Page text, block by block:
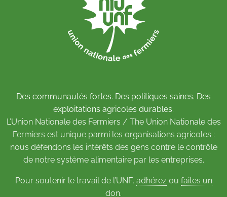
Des communautés fortes. Des politiques saines. Des
exploitations agricoles durables.
L’Union Nationale des Fermiers / The Union Nationale des
Fermiers est unique parmi les organisations agricoles :
nous défendons les intérêts des gens contre le contrôle
de notre système alimentaire par les entreprises.
Pour soutenir le travail de l’UNF, adhérezou faites un
don.